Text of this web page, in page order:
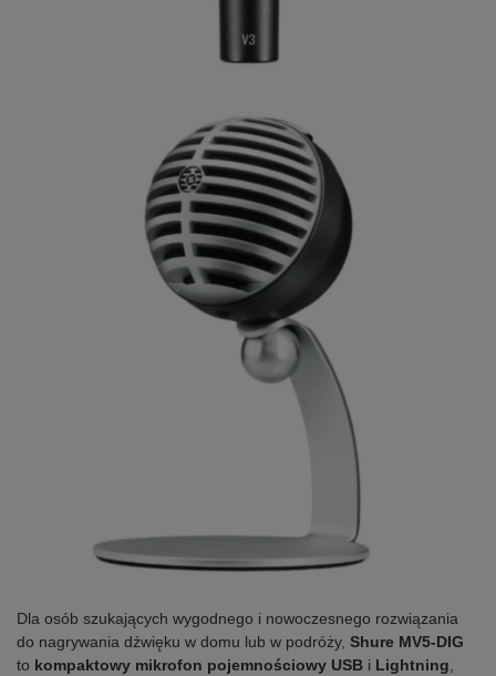
Dla osób szukających wygodnego i nowoczesnego rozwiązania
do nagrywania dźwięku w domu lub w podróży, Shure MV5-DIG
to kompaktowy mikrofon pojemnościowy USB i Lightning,